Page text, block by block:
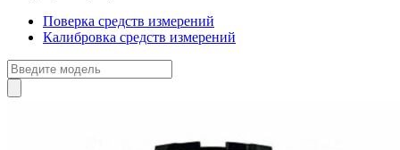
Поверка средств измерений
Калибровка средств измерений